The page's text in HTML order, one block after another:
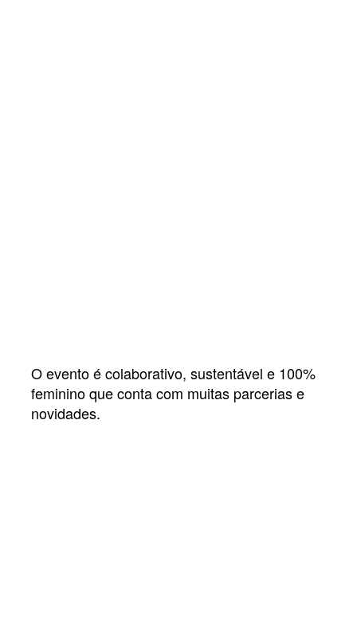
O evento é colaborativo, sustentável e 100%
feminino que conta com muitas parcerias e
novidades.